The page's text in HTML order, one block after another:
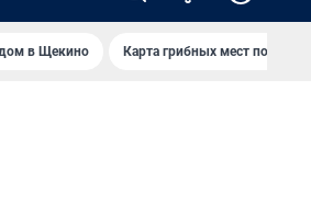
в Щекино Карта грибных мест под